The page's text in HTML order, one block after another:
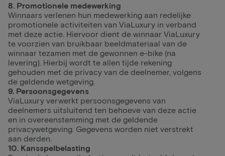
8. Promotionele medewerking
Winnaars verlenen hun medewerking aan redelijke
promotionele activiteiten van ViaLuxury in verband
met deze actie. Hiervoor dient de winnaar ViaLuxury
te voorzien van bruikbaar beeldmateriaal van de
winnaar tezamen met de gewonnen e-bike (na
levering). Hierbij wordt te allen tijde rekening
gehouden met de privacy van de deelnemer, volgens
de geldende wetgeving.
9. Persoonsgegevens
ViaLuxury verwerkt persoonsgegevens van
deelnemers uitsluitend ten behoeve van deze actie
en in overeenstemming met de geldende
privacywetgeving. Gegevens worden niet verstrekt
aan derden.
10. Kansspelbelasting